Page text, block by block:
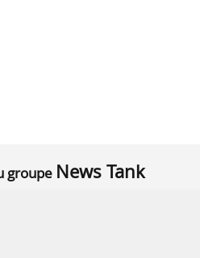
groupe News Tank